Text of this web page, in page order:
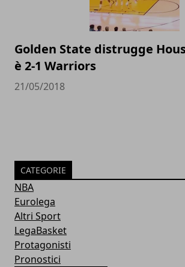
Golden State distrugge
è 2-1 Warriors
21/05/2018
CATEGORIE
NBA
Eurolega
Altri Sport
LegaBasket
Protagonisti
Pronostici